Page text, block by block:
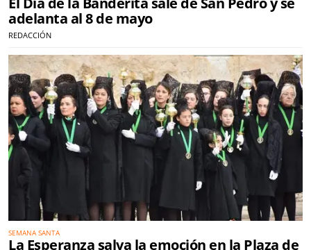
adelanta al 8 de mayo
REDACCIÓN
SEMANA SANTA
La Esperanza salva la emoción en la Plaza de